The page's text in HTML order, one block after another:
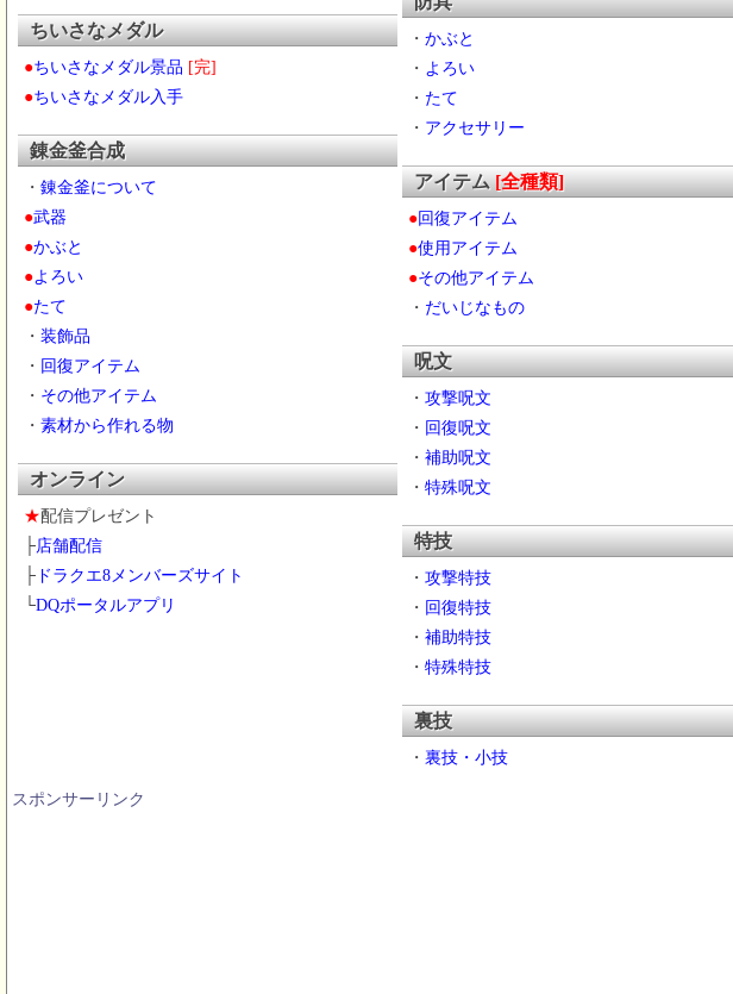
ちいさなメダル
●ちいさなメダル景品 [完]
●ちいさなメダル入手
錬金釜合成
・錬金釜について
●武器
●かぶと
●よろい
●たて
・装飾品
・ 回復アイテム
・ その他アイテム
・素材から作れる物
オンライン
★配信プレゼント
├店舗配信
├ ドラクエ8メンバーズサイト
└DQポータルアプリ
・かぶと
・ よろい
・ たて
・ アクセサリー
アイテム[全種類]
●回復アイテム
●使用アイテム
●その他アイテム
・ だいじなもの
呪文
・攻撃呪文
・ 回復呪文
・補助呪文
・特殊呪文
特技
・攻撃特技
・ 回復特技
・補助特技
・特殊特技
裏技
・裏技・小技
スポンサーリンク